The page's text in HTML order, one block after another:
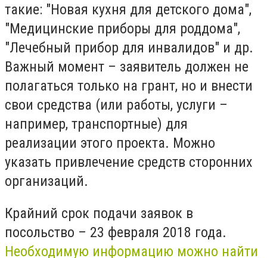
такие: "Новая кухня для детского дома",
"Медицинские приборы для роддома",
"Лечебный прибор для инвалидов" и др.
Важный момент – заявитель должен не
полагаться только на грант, но и внести
свои средства (или работы, услуги –
например, транспортные) для
реализации этого проекта. Можно
указать привлечение средств сторонних
организаций.
Крайний срок подачи заявок в
посольство – 23 февраля 2018 года.
Необходимую информацию можно найти